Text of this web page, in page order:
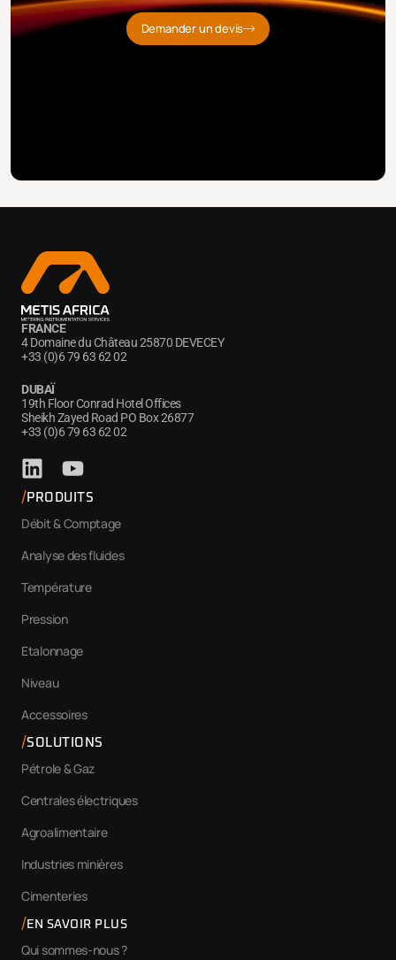
Demander un devis
FRANCE
4 Domaine du Château 25870 DEVECEY
+33 (0)6 79 63 62 02
DUBAÏ
19th Floor Conrad Hotel Offices
Sheikh Zayed Road PO Box 26877
+33 (0)6 79 63 62 02
PRODUITS
Débit & Comptage
Analyse des fluides
Température
Pression
Etalonnage
Niveau
Accessoires
SOLUTIONS
Pétrole & Gaz
Centrales électriques
Agroalimentaire
Industries minières
Cimenteries
EN SAVOIR PLUS
Qui sommes-nous ?